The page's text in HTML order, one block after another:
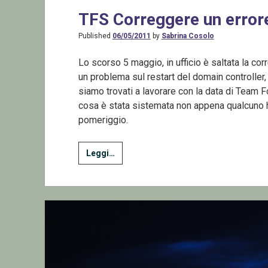
TFS Correggere un
Published 06/05/2011 by Sabrina Cosolo
Lo scorso 5 maggio, in ufficio è saltata la
un problema sul restart del domain
siamo trovati a lavorare con la data di Team
cosa è stata sistemata non appena
pomeriggio.
Leggi…TFS
Correggere